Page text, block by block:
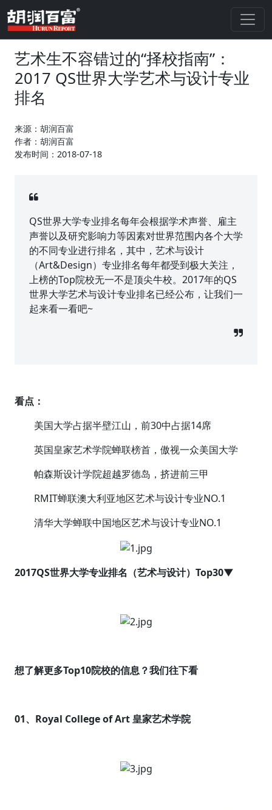
艺术生不容错过的“择校指南”：
2017 QS世界大学艺术与设计专业
排名
来源：胡润百富
作者：胡润百富
发布时间：2018-07-18
QS世界大学专业排名每年会根据学术声誉、雇主
声誉以及研究影响力等因素对世界范围内各个大学
的不同专业进行排名，其中，艺术与设计
（Art&Design）专业排名每年都受到极大关注，
上榜的Top院校无一不是顶尖牛校。2017年的QS
世界大学艺术与设计专业排名已经公布，让我们一
起来看一看吧~
看点：
美国大学占据半壁江山，前30中占据14席
英国皇家艺术学院蝉联榜首，傲视一众美国大学
帕森斯设计学院超越罗德岛，挤进前三甲
RMIT蝉联澳大利亚地区艺术与设计专业NO.1
清华大学蝉联中国地区艺术与设计专业NO.1
2017QS世界大学专业排名（艺术与设计）Top30▼
想了解更多Top10院校的信息？我们往下看
01、Royal College of Art 皇家艺术学院